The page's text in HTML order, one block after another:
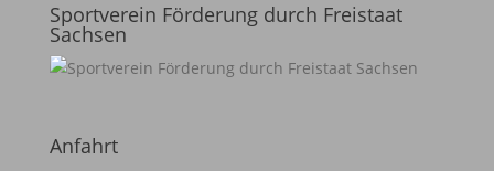
Sportverein Förderung durch Freistaat
Sachsen
Anfahrt